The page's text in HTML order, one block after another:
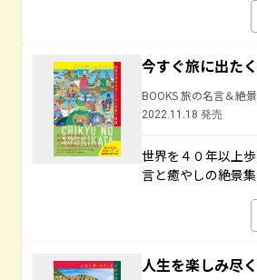
今すぐ旅に出た
BOOKS 旅の名言＆絶景
2022.11.18 発売
世界を４０年以上
言と癒やしの絶景集
人生を楽しみ尽